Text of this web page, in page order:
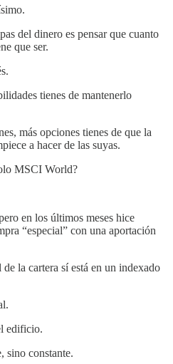
del dinero es pensar que cuanto
que ser.
tienes de mantenerlo
más opciones tienes de que la
a hacer de las suyas.
MSCI World?
en los últimos meses hice
“especial” con una aportación
la cartera sí está en un indexado
edificio.
sino constante.